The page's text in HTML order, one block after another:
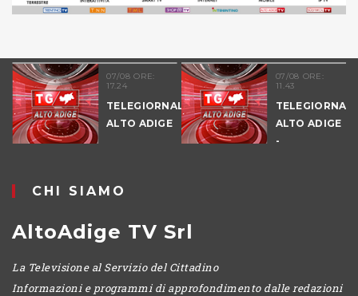
07/08 ORE:
17.24
TELEGIORNALE
ALTO ADIGE
07/08 ORE:
11.43
TELEGIORNALE
ALTO ADIGE
-
CHI SIAMO
AltoAdige TV Srl
La Televisione al Servizio del Cittadino
Informazioni e programmi di approfondimento dalle redazioni